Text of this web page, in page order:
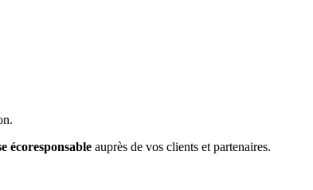
écoresponsable auprès de vos clients et partenaires.